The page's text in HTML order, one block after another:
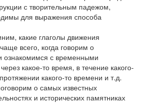
с творительным падежом,
для выражения способа
какие глаголы движения
всего, когда говорим о
ознакомимся с временными
какое-то время, в течение какого-
какого-то времени и т.д.
о самых известных
и исторических памятниках